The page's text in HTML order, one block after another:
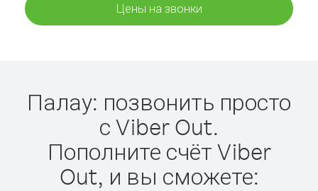
Цены на звонки
Палау: позвонить просто
с Viber Out.
Пополните счёт Viber
Out, и вы сможете: